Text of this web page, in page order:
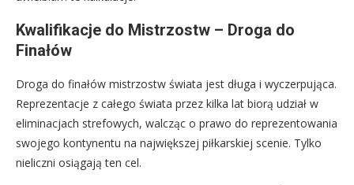
Kwalifikacje do Mistrzostw – Droga do
Finałów
Droga do finałów mistrzostw świata jest długa i wyczerpująca.
Reprezentacje z całego świata przez kilka lat biorą udział w
eliminacjach strefowych, walcząc o prawo do reprezentowania
swojego kontynentu na największej piłkarskiej scenie. Tylko
nieliczni osiągają ten cel.